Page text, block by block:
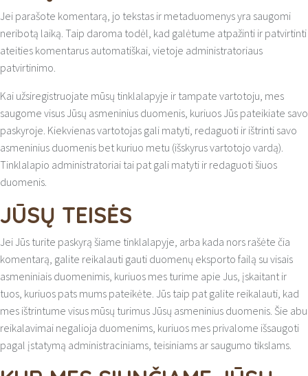
Jei parašote komentarą, jo tekstas ir metaduomenys yra saugomi
neribotą laiką. Taip daroma todėl, kad galėtume atpažinti ir patvirtinti
ateities komentarus automatiškai, vietoje administratoriaus
patvirtinimo.
Kai užsiregistruojate mūsų tinklalapyje ir tampate vartotoju, mes
saugome visus Jūsų asmeninius duomenis, kuriuos Jūs pateikiate savo
paskyroje. Kiekvienas vartotojas gali matyti, redaguoti ir ištrinti savo
asmeninius duomenis bet kuriuo metu (išskyrus vartotojo vardą).
Tinklalapio administratoriai tai pat gali matyti ir redaguoti šiuos
duomenis.
JŪSŲ TEISĖS
Jei Jūs turite paskyrą šiame tinklalapyje, arba kada nors rašėte čia
komentarą, galite reikalauti gauti duomenų eksporto failą su visais
asmeniniais duomenimis, kuriuos mes turime apie Jus, įskaitant ir
tuos, kuriuos pats mums pateikėte. Jūs taip pat galite reikalauti, kad
mes ištrintume visus mūsų turimus Jūsų asmeninius duomenis. Šie abu
reikalavimai negalioja duomenims, kuriuos mes privalome išsaugoti
pagal įstatymą administraciniams, teisiniams ar saugumo tikslams.